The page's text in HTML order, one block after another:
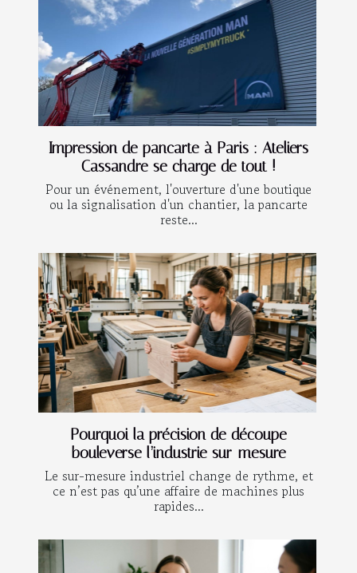
Impression de pancarte à Paris : Ateliers
Cassandre se charge de tout !
Pour un événement, l'ouverture d'une boutique
ou la signalisation d'un chantier, la pancarte
reste...
Pourquoi la précision de découpe
bouleverse l’industrie sur-mesure
Le sur-mesure industriel change de rythme, et
ce n’est pas qu’une affaire de machines plus
rapides...